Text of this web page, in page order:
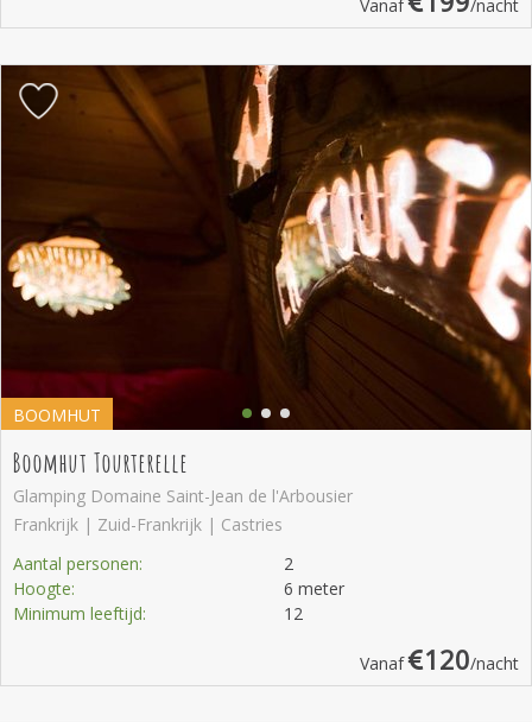
Vanaf /nacht
BOOMHUT
Boomhut Tourterelle
Glamping Domaine Saint-Jean de l'Arbousier
Frankrijk | Zuid-Frankrijk | Castries
Aantal personen:
2
Hoogte:
6 meter
Minimum leeftijd:
12
Vanaf 120/nacht